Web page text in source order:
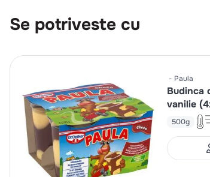
Se potriveste cu
Paula
Budinca
vanilie
500g